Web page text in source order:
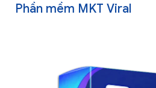
Phần mềm MKT Viral